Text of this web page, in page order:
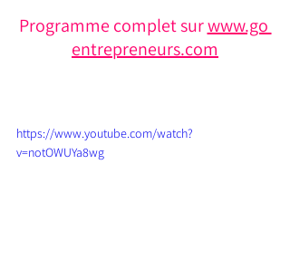
Programme complet sur www.go
entrepreneurs.com
https://www.youtube.com/watch?
v=notOWUYa8wg